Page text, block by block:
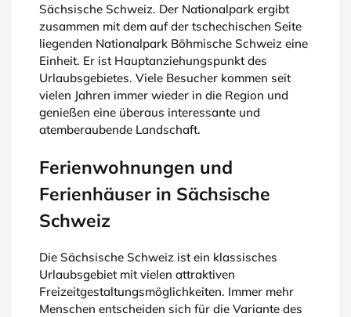
Sächsische Schweiz. Der Nationalpark ergibt
zusammen mit dem auf der tschechischen Seite
liegenden Nationalpark Böhmische Schweiz eine
Einheit. Er ist Hauptanziehungspunkt des
Urlaubsgebietes. Viele Besucher kommen seit
vielen Jahren immer wieder in die Region und
genießen eine überaus interessante und
atemberaubende Landschaft.
Ferienwohnungen und
Ferienhäuser in Sächsische
Schweiz
Die Sächsische Schweiz ist ein klassisches
Urlaubsgebiet mit vielen attraktiven
Freizeitgestaltungsmöglichkeiten. Immer mehr
Menschen entscheiden sich für die Variante des